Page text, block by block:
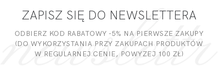
ZAPISZ SIĘ DO NEWSLETTERA
ODBIERZ KOD RABATOWY -5% NA PIERWSZE ZAKUPY
(DO WYKORZYSTANIA PRZY ZAKUPACH PRODUKTÓW
W REGULARNEJ CENIE, POWYZEJ 100 ZŁ)